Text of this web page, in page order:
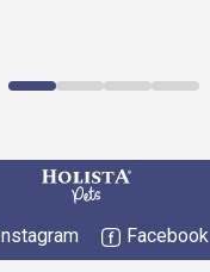
Instagram Facebook